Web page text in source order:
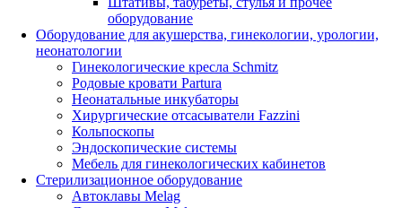
оборудование
Оборудование для акушерства, гинекологии, урологии,
неонатологии
Гинекологические кресла Schmitz
Родовые кровати Partura
Неонатальные инкубаторы
Хирургические отсасыватели Fazzini
Кольпоскопы
Эндоскопические системы
Мебель для гинекологических кабинетов
Стерилизационное оборудование
Автоклавы Melag